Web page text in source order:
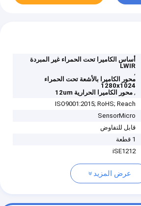
أساس الكاميرا تحت الحمراء غير المبردة
LWIR
,
محور الكاميرا بالأشعة تحت الحمراء
1280x1024
,محور الكاميرا الحرارية 12um
ISO9001:2015; RoHS; Reach
SensorMicro
قابل للتفاوض
1 قطعة
iSE1212
عرض المزيد